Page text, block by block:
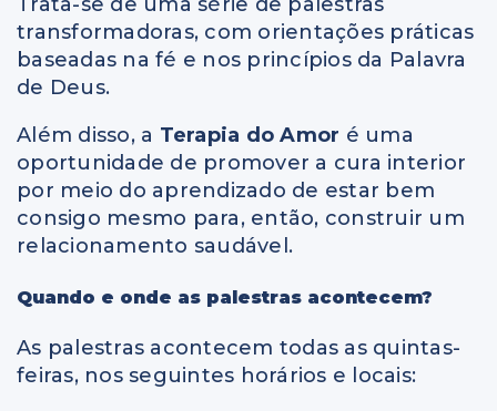
transformadoras, com orientações práticas
baseadas na fé e nos princípios da Palavra
de Deus.
Além disso, a Terapia do Amor é uma
oportunidade de promover a cura interior
por meio do aprendizado de estar bem
consigo mesmo para, então, construir um
relacionamento saudável.
Quando e onde as palestras acontecem?
As palestras acontecem todas as quintas-
feiras, nos seguintes horários e locais: